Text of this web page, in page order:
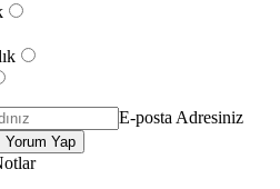
E-posta Adresiniz
Yorum Yap